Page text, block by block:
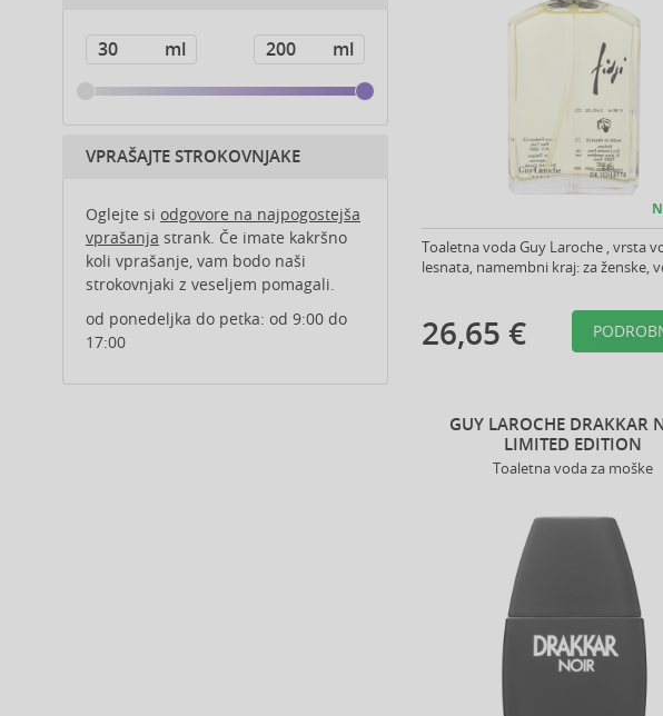
Toaletna voda Guy Laroche , vrsta
lesnata, namembni kraj: za ženske,
26,65 €
GUY LAROCHE DRAKKAR
LIMITED EDITION
Toaletna voda za moške
Agent Provocateur (13)
Ahava (49)
Aigner (42)
Ajmal (166)
Al Haramain (183)
Alberta Ferretti (1)
Alcina (156)
Alexander McQueen (2)
Alexandre.J (32)
Alfaparf Milano (175)
Alfred Sung (7)
VPRAŠAJTE STROKOVNJAKE
Oglejte si odgovore na najpogostejša
vprašanja strank. Če imate kakršno
koli vprašanje, vam bodo naši
strokovnjaki z veseljem pomagali.
od ponedeljka do petka: od 9:00 do
17:00